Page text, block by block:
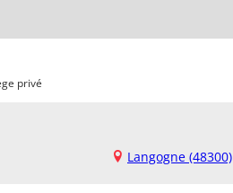
privé
Langogne (48300)